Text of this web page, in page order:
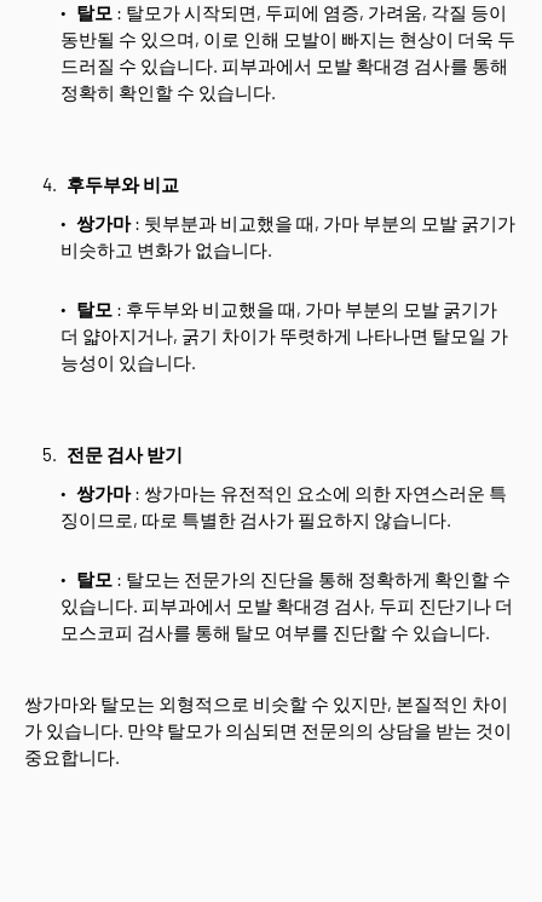
탈모 : 탈모가 시작되면, 두피에 염증, 가려움, 각질 등이
동반될 수 있으며, 이로 인해 모발이 빠지는 현상이 더욱 두
드러질 수 있습니다. 피부과에서 모발 확대경 검사를 통해
정확히 확인할 수 있습니다.
후두부와 비교
쌍가마 : 뒷부분과 비교했을 때, 가마 부분의 모발 굵기가
비슷하고 변화가 없습니다.
탈모 : 후두부와 비교했을 때, 가마 부분의 모발 굵기가
더 얇아지거나, 굵기 차이가 뚜렷하게 나타나면 탈모일 가
능성이 있습니다.
전문 검사 받기
쌍가마 : 쌍가마는 유전적인 요소에 의한 자연스러운 특
징이므로, 따로 특별한 검사가 필요하지 않습니다.
탈모 : 탈모는 전문가의 진단을 통해 정확하게 확인할 수
있습니다. 피부과에서 모발 확대경 검사, 두피 진단기나 더
모스코피 검사를 통해 탈모 여부를 진단할 수 있습니다.
쌍가마와 탈모는 외형적으로 비슷할 수 있지만, 본질적인 차이
가 있습니다. 만약 탈모가 의심되면 전문의의 상담을 받는 것이
중요합니다.